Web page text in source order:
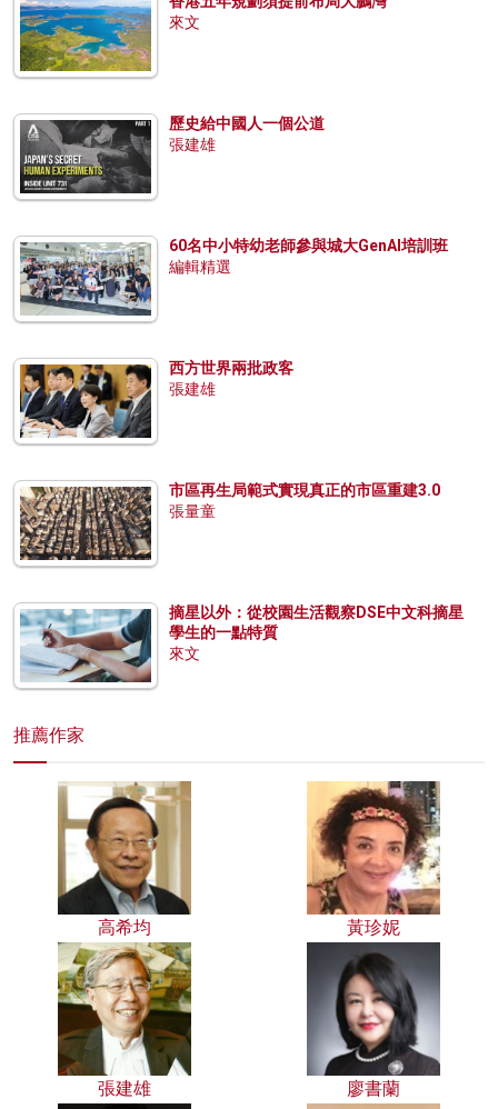
來文
歷史給中國人一個公道
張建雄
60名中小特幼老師參與城大GenAI培訓班
編輯精選
西方世界兩批政客
張建雄
市區再生局範式實現真正的市區重建3.0
張量童
摘星以外：從校園生活觀察DSE中文科摘星
學生的一點特質
來文
推薦作家
高希均 黃珍妮
張建雄 廖書蘭